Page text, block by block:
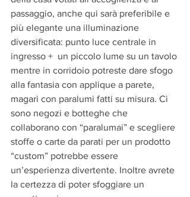
passaggio, anche qui sarà preferibile e
più elegante una illuminazione
diversificata: punto luce centrale in
ingresso +  un piccolo lume su un tavolo
mentre in corridoio potreste dare sfogo
alla fantasia con applique a parete,
magari con paralumi fatti su misura. Ci
sono negozi e botteghe che
collaborano con “paralumai” e scegliere
stoffe o carte da parati per un prodotto
“custom” potrebbe essere
un’esperienza divertente. Inoltre avrete
la certezza di poter sfoggiare un